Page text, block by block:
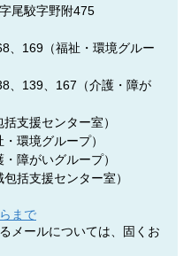
尾駮字野附475
、169（福祉・環境グルー
、167（介護・障が
援センター室）
・環境グループ）
・障がいグループ）
包括支援センター室）
まで
メールについては、固くお